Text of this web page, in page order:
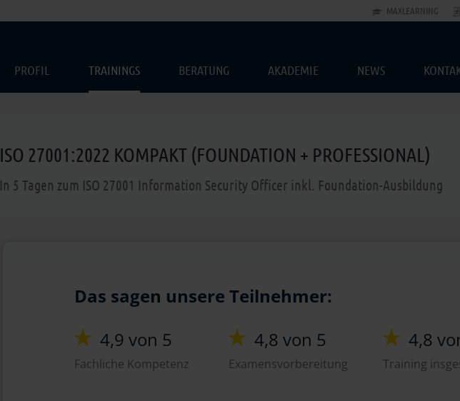
MAXLEARNING
PROFIL TRAININGS BERATUNG AKADEMIE NEWS
ISO 27001:2022 KOMPAKT (FOUNDATION + PROFESSIONAL)
In 5 Tagen zum ISO 27001 Information Security Officer inkl. Foundation-Ausbildung
Das sagen unsere Teilnehmer:
4,9 von 5
Fachliche Kompetenz
4,8 von 5
Examensvorbereitung
4,8
Training